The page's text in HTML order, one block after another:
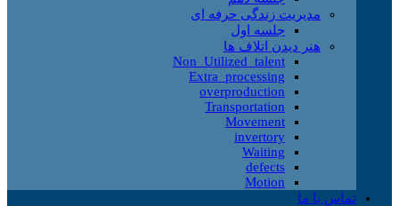
مدیریت زندگی حرفه ای
جلسه اول
هنر دیدن اتلاف ها
Non_Utilized_talent
Extra_processing
overproduction
Transportation
Movement
invertory
Waiting
defects
Motion
تماس با ما